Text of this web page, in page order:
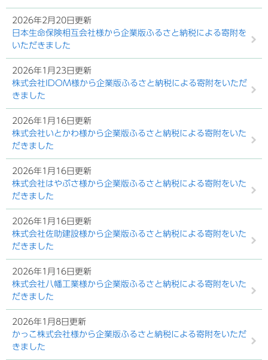
2026年2月20日更新
日本生命保険相互会社様から企業版ふるさと納税による寄附を
いただきました
2026年1月23日更新
株式会社IDOM様から企業版ふるさと納税による寄附をいただ
きました
2026年1月16日更新
株式会社いとかわ様から企業版ふるさと納税による寄附をいた
だきました
2026年1月16日更新
株式会社はやぶさ様から企業版ふるさと納税による寄附をいた
だきました
2026年1月16日更新
株式会社佐助建設様から企業版ふるさと納税による寄附をいた
だきました
2026年1月16日更新
株式会社八幡工業様から企業版ふるさと納税による寄附をいた
だきました
2026年1月8日更新
かっこ株式会社様から企業版ふるさと納税による寄附をいただ
きました